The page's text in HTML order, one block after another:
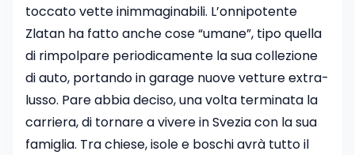
toccato vette inimmaginabili. L’onnipotente
Zlatan ha fatto anche cose “umane”, tipo quella
di rimpolpare periodicamente la sua collezione
di auto, portando in garage nuove vetture extra-
lusso. Pare abbia deciso, una volta terminata la
carriera, di tornare a vivere in Svezia con la sua
famiglia. Tra chiese, isole e boschi avrà tutto il